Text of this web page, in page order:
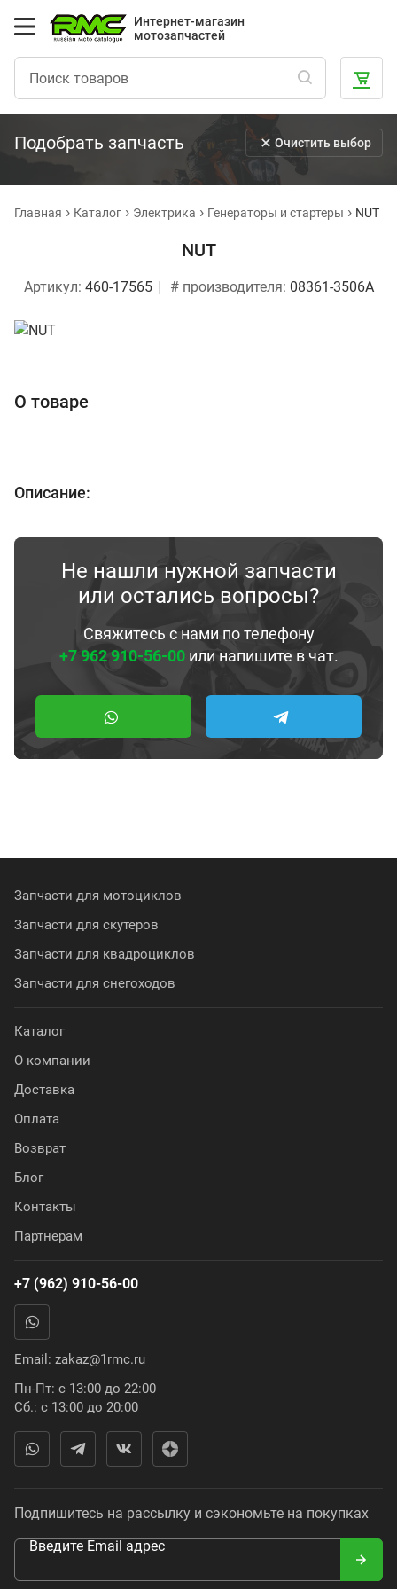
Интернет-магазин
мотозапчастей
Подобрать запчасть Очистить выбор
Главная Каталог Электрика Генераторы и стартеры NUT
NUT
Артикул: 460-17565 # производителя: 08361-3506A
О товаре
Описание:
Не нашли нужной запчасти
или остались вопросы?
Свяжитесь с нами по телефону
+7 962 910-56-00или напишите в чат.
Запчасти для мотоциклов
Запчасти для скутеров
Запчасти для квадроциклов
Запчасти для снегоходов
Каталог
О компании
Доставка
Оплата
Возврат
Блог
Контакты
Партнерам
+7 (962) 910-56-00
Email: zakaz@1rmc.ru
Пн-Пт: с 13:00 до 22:00
Сб.: с 13:00 до 20:00
Подпишитесь на рассылку и сэкономьте на покупках
Введите Email адрес